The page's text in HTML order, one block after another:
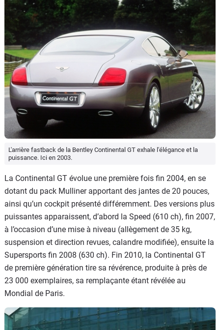
L'arrière fastback de la Bentley Continental GT exhale l'élégance et la
puissance. Ici en 2003.
La Continental GT évolue une première fois fin 2004, en se
dotant du pack Mulliner apportant des jantes de 20 pouces,
ainsi qu’un cockpit présenté différemment. Des versions plus
puissantes apparaissent, d’abord la Speed (610 ch), fin 2007,
à l’occasion d’une mise à niveau (allègement de 35 kg,
suspension et direction revues, calandre modifiée), ensuite la
Supersports fin 2008 (630 ch). Fin 2010, la Continental GT
de première génération tire sa révérence, produite à près de
23 000 exemplaires, sa remplaçante étant révélée au
Mondial de Paris.